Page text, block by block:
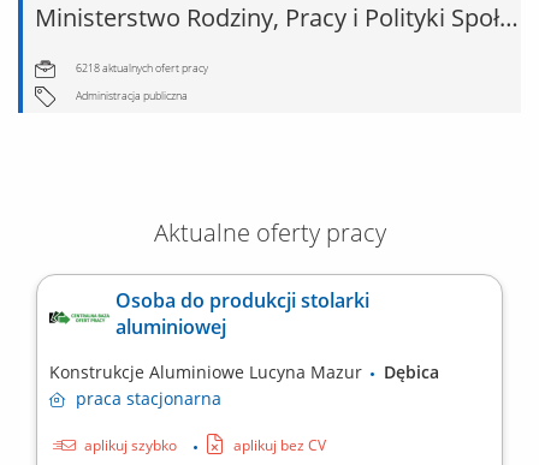
Ministerstwo Rodziny, Pracy i Polityki Społecznej
6218 aktualnych ofert pracy
Administracja publiczna
Aktualne oferty pracy
Osoba do produkcji stolarki
aluminiowej
Konstrukcje Aluminiowe Lucyna Mazur
Dębica
praca stacjonarna
aplikuj szybko aplikuj bez CV